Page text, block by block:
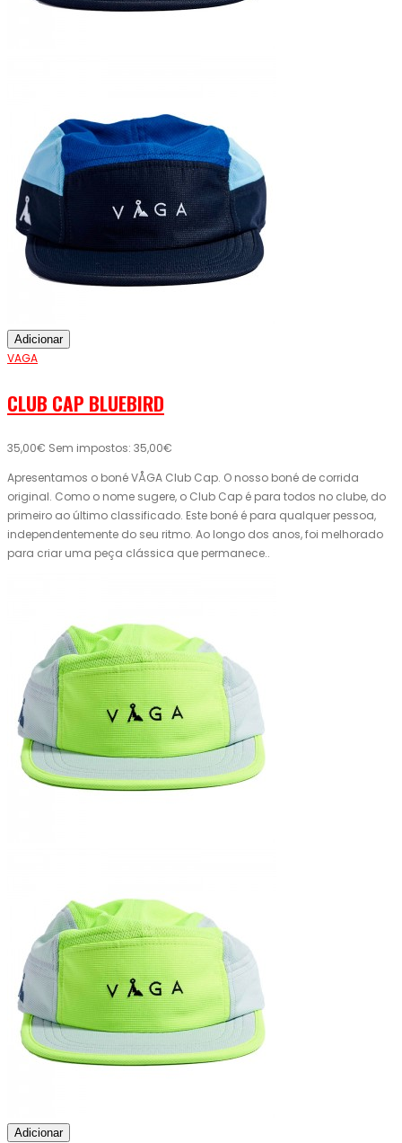
Adicionar
VAGA
CLUB CAP BLUEBIRD
35,00€ Sem impostos: 35,00€
Apresentamos o boné VÅGA Club Cap. O nosso boné de corrida
original. Como o nome sugere, o Club Cap é para todos no clube, do
primeiro ao último classificado. Este boné é para qualquer pessoa,
independentemente do seu ritmo. Ao longo dos anos, foi melhorado
para criar uma peça clássica que permanece..
Adicionar